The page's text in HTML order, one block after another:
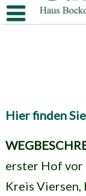
Hier finden
erster Hof vor
Kreis Viersen,